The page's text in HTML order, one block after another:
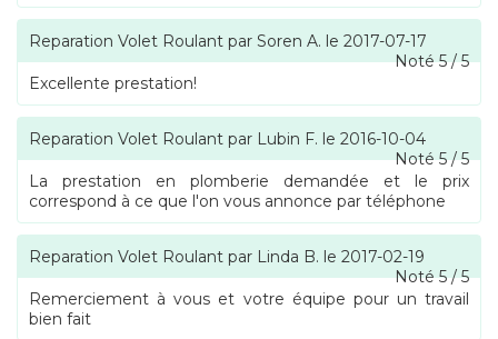
Reparation Volet Roulant par Soren A. le 2017-07-17
Noté5/5
Excellente prestation!
Reparation Volet Roulant par Lubin F. le 2016-10-04
Noté5/5
La prestation en plomberie demandée et le prix
correspond à ce que l'on vous annonce par téléphone
Reparation Volet Roulant par Linda B. le 2017-02-19
Noté5/5
Remerciement à vous et votre équipe pour un travail
bien fait